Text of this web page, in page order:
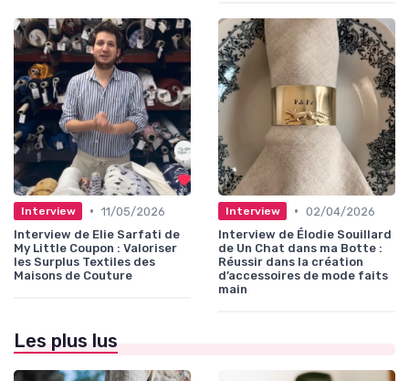
Interview • 11/05/2026
Interview de Elie Sarfati de
My Little Coupon : Valoriser
les Surplus Textiles des
Maisons de Couture
Interview • 02/04/2026
Interview de Élodie Souillard
de Un Chat dans ma Botte :
Réussir dans la création
d’accessoires de mode faits
main
Les plus lus